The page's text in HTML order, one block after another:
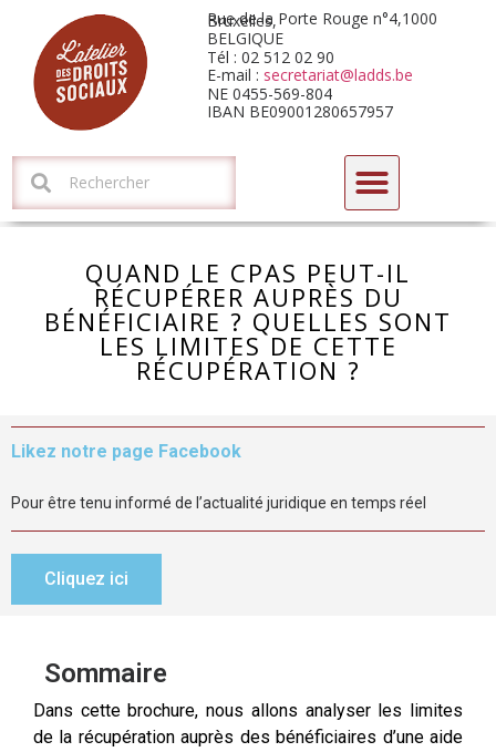
Rue de la Porte Rouge n°4,1000 Bruxelles,
BELGIQUE
Tél : 02 512 02 90
E-mail : secretariat@ladds.be
NE 0455-569-804
IBAN BE09001280657957
QUAND LE CPAS PEUT-IL
RÉCUPÉRER AUPRÈS DU
BÉNÉFICIAIRE ? QUELLES SONT
LES LIMITES DE CETTE
RÉCUPÉRATION ?
Likez notre page Facebook
Pour être tenu informé de l’actualité juridique en temps réel
Cliquez ici
Sommaire
Dans cette brochure, nous allons analyser les limites
de la récupération auprès des bénéficiaires d’une aide